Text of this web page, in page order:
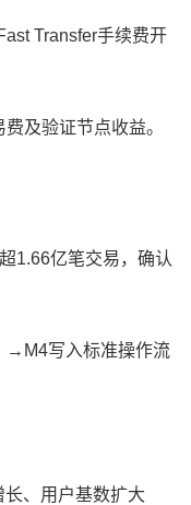
Transfer手续费开
及验证节点收益。
1.66亿笔交易，确认
→M4写入标准操作流
、用户基数扩大